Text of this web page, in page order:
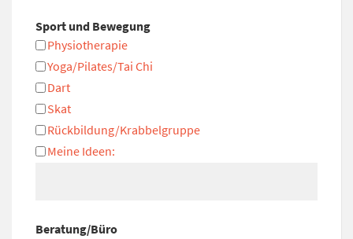
Sport und Bewegung
Physiotherapie
Yoga/Pilates/Tai Chi
Dart
Skat
Rückbildung/Krabbelgruppe
Meine Ideen:
Beratung/Büro